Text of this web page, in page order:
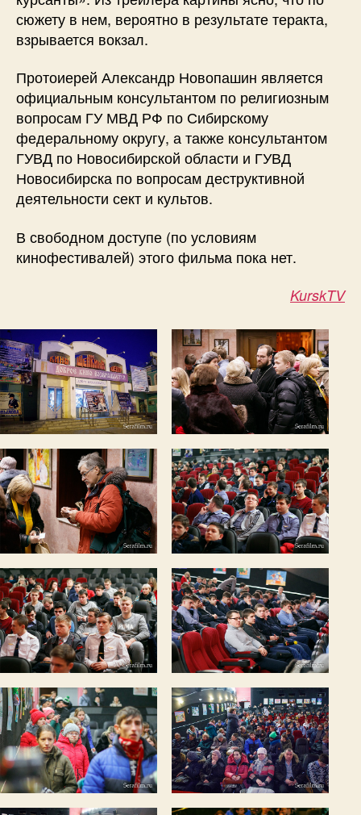
сюжету в нем, вероятно в результате теракта,
взрывается вокзал.
Протоиерей Александр Новопашин является
официальным консультантом по религиозным
вопросам ГУ МВД РФ по Сибирскому
федеральному округу, а также консультантом
ГУВД по Новосибирской области и ГУВД
Новосибирска по вопросам деструктивной
деятельности сект и культов.
В свободном доступе (по условиям
кинофестивалей) этого фильма пока нет.
KurskTV